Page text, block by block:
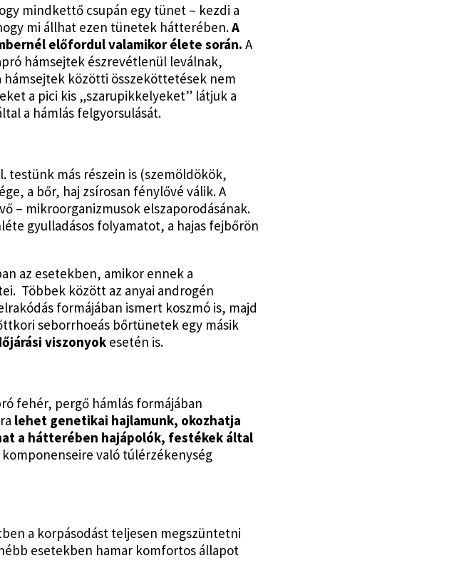
mindkettő csupán egy tünet – kezdi a
mi állhat ezen tünetek hátterében.A
előfordul valamikor élete során. A
hámsejtek észrevétlenül leválnak,
közötti összeköttetések nem
a pici kis „szarupikkelyeket” látjuk a
a hámlás felgyorsulását.
testünk más részein is (szemöldökök,
a bőr, haj zsírosan fénylővé válik. A
– mikroorganizmusok elszaporodásának.
gyulladásos folyamatot, a hajas fejbőrön
az esetekben, amikor ennek a
Többek között az anyai androgén
formájában ismert koszmó is, majd
seborrhoeás bőrtünetek egy másik
viszonyok esetén is.
fehér, pergő hámlás formájában
lehet genetikai hajlamunk, okozhatja
a hátterében hajápolók, festékek által
való túlérzékenység
a korpásodást teljesen megszüntetni
esetekben hamar komfortos állapot